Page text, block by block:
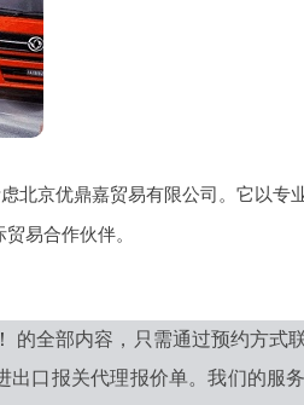
北京优鼎嘉贸易有限公司。它以专
易合作伙伴。
的全部内容，只需通过预约方式
口报关代理报价单。我们的服